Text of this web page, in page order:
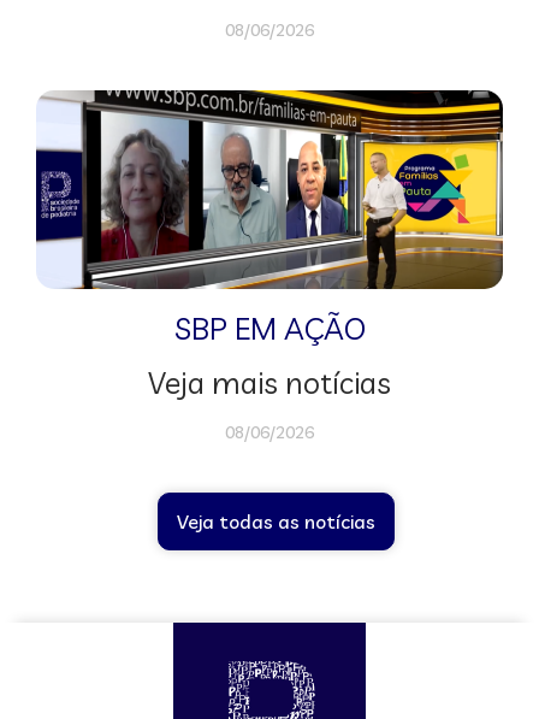
08/06/2026
SBP EM AÇÃO
Veja mais notícias
08/06/2026
Veja todas as notícias